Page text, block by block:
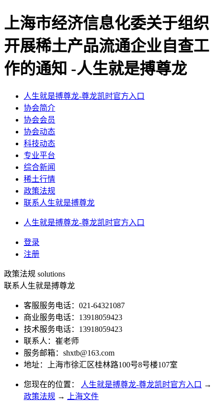
上海市经济信息化委关于组织
开展稀土产品流通企业自查工
作的通知 -人生就是搏尊龙
人生就是搏尊龙-尊龙凯时官方入口
协会简介
协会会员
协会动态
科技动态
专业平台
综合新闻
稀土行情
政策法规
联系人生就是搏尊龙
人生就是搏尊龙-尊龙凯时官方入口
登录
注册
政策法规 solutions
联系人生就是搏尊龙
客服服务电话：021-64321087
商业服务电话：13918059423
技术服务电话：13918059423
联系人：崔老师
服务邮箱： shxtb@163.com
地址：上海市徐汇区桂林路100号8号楼107室
您现在的位置： 人生就是搏尊龙-尊龙凯时官方入口 →
政策法规 → 上海文件